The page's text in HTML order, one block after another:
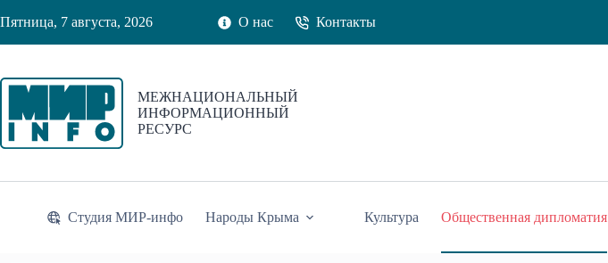
к
Пятница, 7 августа, 2026 О нас Контакты
МЕЖНАЦИОНАЛЬНЫЙ
ИНФОРМАЦИОННЫЙ
РЕСУРС
Студия МИР-инфо Народы Крыма Культура Общественная дипломатия